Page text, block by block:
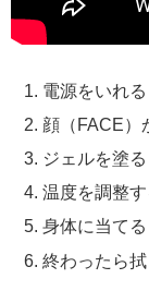
電源をいれる
顔（FACE）
ジェルを塗る
温度を調整す
身体に当てる
終わったら